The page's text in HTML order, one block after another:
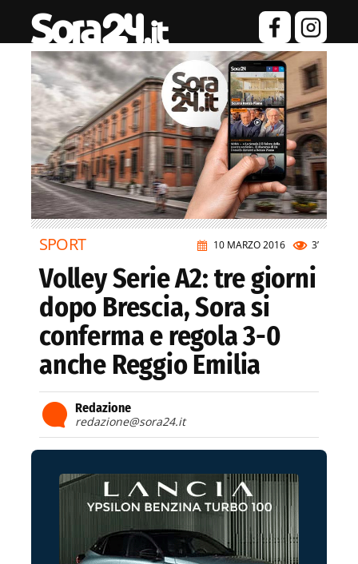
10 MARZO 2016 3’
SPORT
Volley Serie A2: tre giorni
dopo Brescia, Sora si
conferma e regola 3-0
anche Reggio Emilia
Redazione
redazione@sora24.it